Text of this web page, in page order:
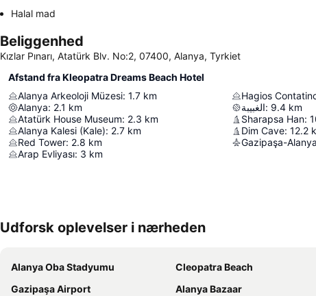
Halal mad
Beliggenhed
Kızlar Pınarı, Atatürk Blv. No:2, 07400, Alanya, Tyrkiet
Afstand fra Kleopatra Dreams Beach Hotel
Alanya Arkeoloji Müzesi: 1.7 km
Alanya: 2.1 km
Atatürk House Museum: 2.3 km
Alanya Kalesi (Kale): 2.7 km
Red Tower: 2.8 km
Arap Evliyası: 3 km
Hagios
الغبيبة: 9.4 km
Sharapsa Han:
Dim Cave: 12.2
Gazipaşa-
Udforsk oplevelser i nærheden
Alanya Oba Stadyumu Cleopatra Beach
Gazipaşa Airport
Alanya Bazaar